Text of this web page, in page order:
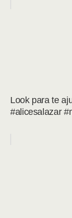
Look para te
#alicesalazar